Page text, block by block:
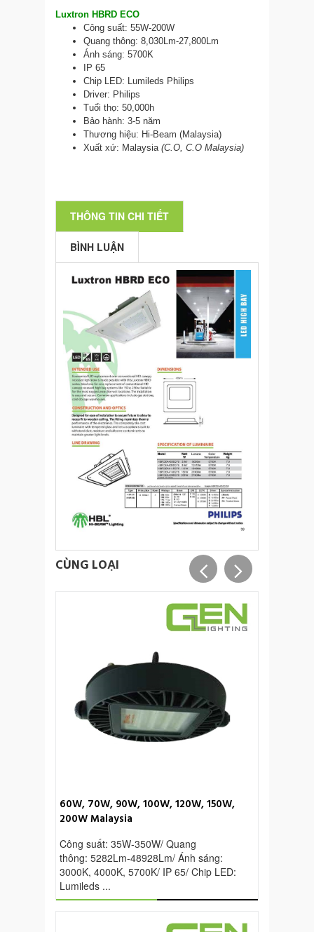
Luxtron HBRD ECO
Công suất: 55W-200W
Quang thông: 8,030Lm-27,800Lm
Ánh sáng: 5700K
IP 65
Chip LED: Lumileds Philips
Driver: Philips
Tuổi thọ: 50,000h
Bảo hành: 3-5 năm
Thương hiệu: Hi-Beam (Malaysia)
Xuất xứ: Malaysia (C.O, C.O Malaysia)
THÔNG TIN CHI TIẾT
BÌNH LUẬN
CÙNG LOẠI
60W, 70W, 90W, 100W, 120W, 150W,
200W Malaysia
Công suất: 35W-350W/ Quang
thông: 5282Lm-48928Lm/ Ánh sáng:
3000K, 4000K, 5700K/ IP 65/ Chip LED:
Lumileds ...
Đèn nhà máy 70W-
thông: 7,400Lm-
5700K/ IP 54/65/